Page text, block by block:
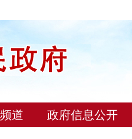
道 政府信息公开